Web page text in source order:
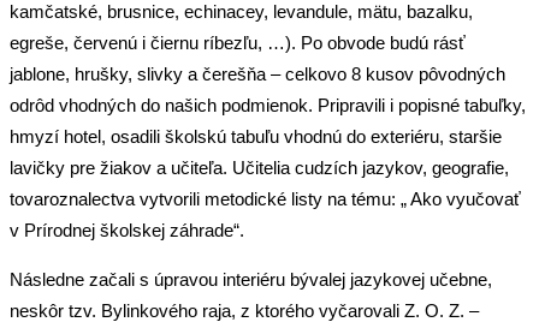
kamčatské, brusnice, echinacey, levandule, mätu, bazalku,
egreše, červenú i čiernu ríbezľu, …). Po obvode budú rásť
jablone, hrušky, slivky a čerešňa – celkovo 8 kusov pôvodných
odrôd vhodných do našich podmienok. Pripravili i popisné tabuľky,
hmyzí hotel, osadili školskú tabuľu vhodnú do exteriéru, staršie
lavičky pre žiakov a učiteľa. Učitelia cudzích jazykov, geografie,
tovaroznalectva vytvorili metodické listy na tému: „ Ako vyučovať
v Prírodnej školskej záhrade“.
Následne začali s úpravou interiéru bývalej jazykovej učebne,
neskôr tzv. Bylinkového raja, z ktorého vyčarovali Z. O. Z. –